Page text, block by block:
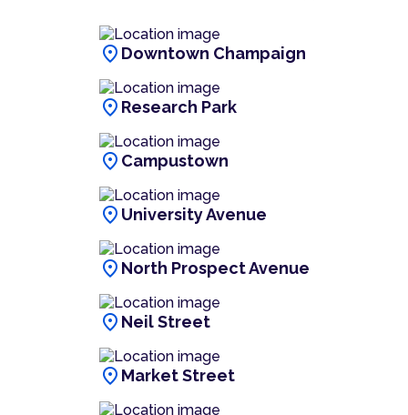
location_on Downtown Champaign
location_on Research Park
location_on Campustown
location_on University Avenue
location_on North Prospect Avenue
location_on Neil Street
location_on Market Street